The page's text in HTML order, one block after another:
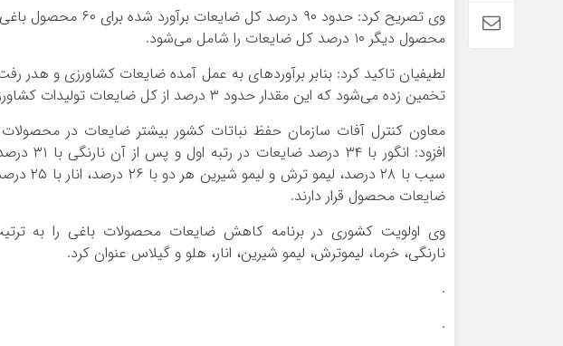
محصول دیگر ۱۰ درصد کل ضایعات را شامل می‌شود.
تخمین زده می‌شود که این مقدار حدود ۳ درصد از کل ضایعات تولیدات کشاورزی و دور ریز مواد غذایی در جهان است.
معاون کنترل آفات سازمان حفظ نباتات کشور بیشتر ضایعات در
ضایعات محصول قرار دارند.
وی اولویت کشوری در برنامه کاهش ضایعات محصولات باغی را به
نارنگی، خرما، لیموترش، لیمو شیرین، انار، هلو و گیلاس عنوان کرد.
.
.